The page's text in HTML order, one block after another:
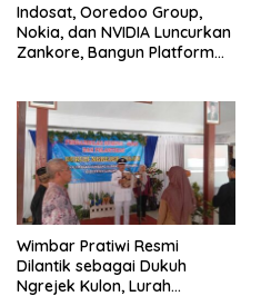
Indosat, Ooredoo Group,
Nokia, dan NVIDIA Luncurkan
Zankore, Bangun Platform
Wimbar Pratiwi Resmi
Dilantik sebagai Dukuh
Ngrejek Kulon, Lurah